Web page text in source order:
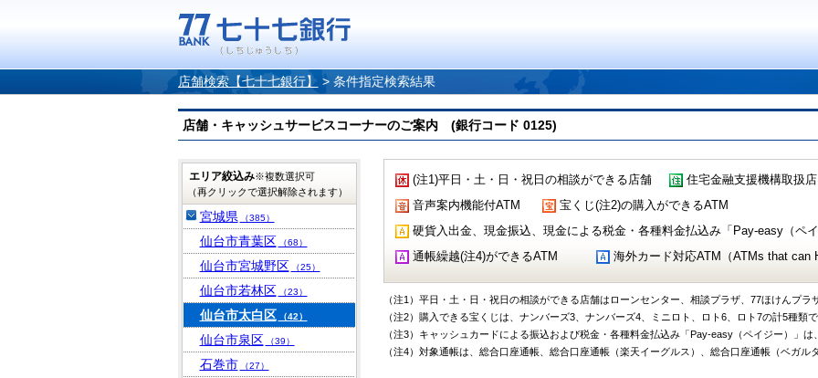
店舗検索【七十七銀行】 > 条件指定検索結果
店舗・キャッシュサービスコーナーのご案内 (銀行コード 0125)
(注1)平日・土・日・祝日の相談ができる店舗 住宅金融支援機構取扱店
音声案内機能付ATM
宝くじ(注2)の購入ができるATM
硬貨入出金、現金振込、現金による税金・各種料金払込み「Pay-easy（ペ
通帳繰越(注4)ができるATM
海外カード対応ATM（ATMs that can
（注1）平日・土・日・祝日の相談ができる店舗はローンセンター、相談プラザ、77ほけんプラ
（注2）購入できる宝くじは、ナンバーズ3、ナンバーズ4、ミニロト、ロト6、ロト7の計5種類で
（注3）キャッシュカードによる振込および税金・各種料金払込み「Pay-easy（ペイジー）」は
（注4）対象通帳は、総合口座通帳、総合口座通帳（楽天イーグルス）、総合口座通帳（ベガル
エリア絞込み※複数選択可
（再クリックで選択解除されます）
宮城県 （385）
仙台市青葉区 （68）
仙台市宮城野区 （25）
仙台市若林区 （23）
仙台市太白区 （42）
仙台市泉区 （39）
石巻市 （27）